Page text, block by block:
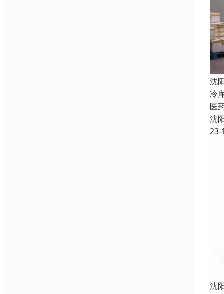
沈
冷
医
沈
23-
沈